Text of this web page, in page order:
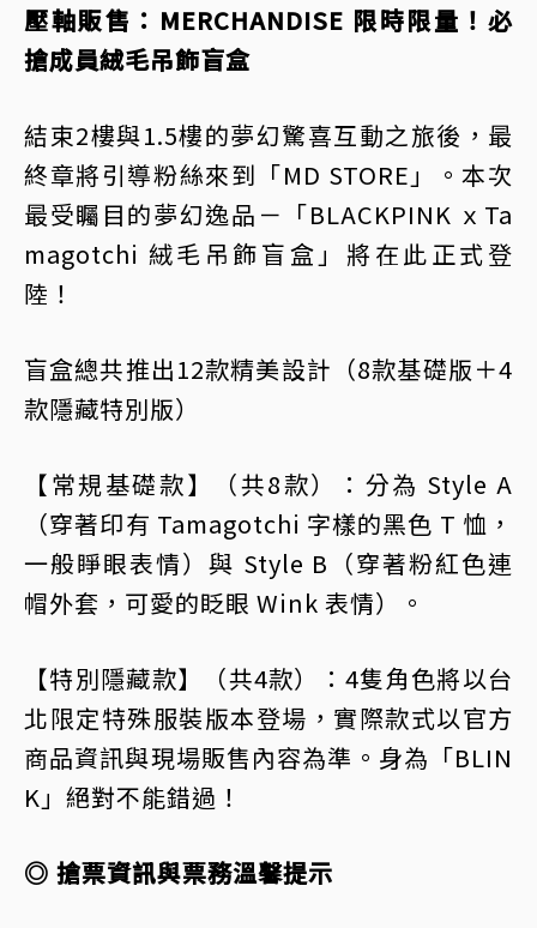
壓軸販售：MERCHANDISE 限時限量！必
搶成員絨毛吊飾盲盒
結束2樓與1.5樓的夢幻驚喜互動之旅後，最
終章將引導粉絲來到「MD STORE」。本次
最受矚目的夢幻逸品－「BLACKPINK ｘTa
magotchi 絨毛吊飾盲盒」將在此正式登
陸！
盲盒總共推出12款精美設計（8款基礎版＋4
款隱藏特別版）
【常規基礎款】（共8款）：分為 Style A
（穿著印有 Tamagotchi 字樣的黑色 T 恤，
一般睜眼表情）與 Style B（穿著粉紅色連
帽外套，可愛的眨眼 Wink 表情）。
【特別隱藏款】（共4款）：4隻角色將以台
北限定特殊服裝版本登場，實際款式以官方
商品資訊與現場販售內容為準。身為「BLIN
K」絕對不能錯過！
◎ 搶票資訊與票務溫馨提示